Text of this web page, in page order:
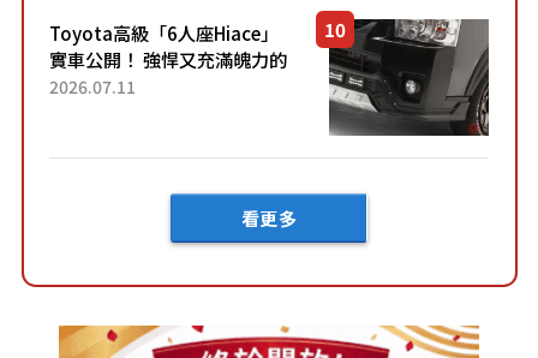
Toyota高級「6人座Hiace」
實車公開！ 強悍又充滿魄力的
「全黑設計」搭配特別「豪華
2026.07.11
看更多